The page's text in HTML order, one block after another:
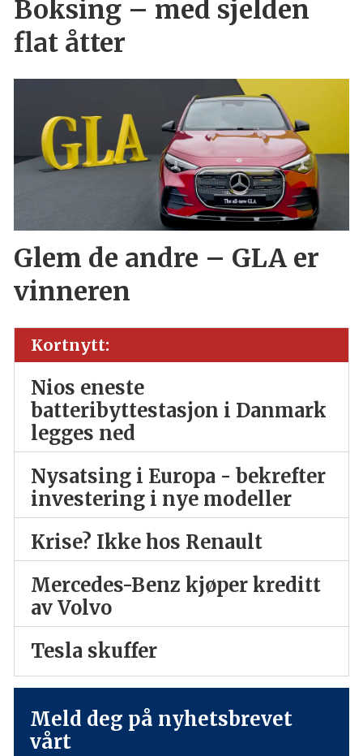
Boksing – med sjelden
flat åtter
Glem de andre – GLA er
vinneren
Kortnytt:
Nios eneste
batteribyttestasjon i Danmark
legges ned
Nysatsing i Europa - bekrefter
investering i nye modeller
Krise? Ikke hos Renault
Mercedes-Benz kjøper kreditt
av Volvo
Tesla skuffer
Meld deg på nyhetsbrevet
vårt